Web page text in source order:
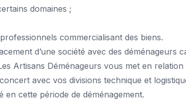
domaines ;
commercialisant des biens.
d’une société avec des déménageurs
Artisans Déménageurs vous met en relation
avec vos divisions technique et
cette période de déménagement.